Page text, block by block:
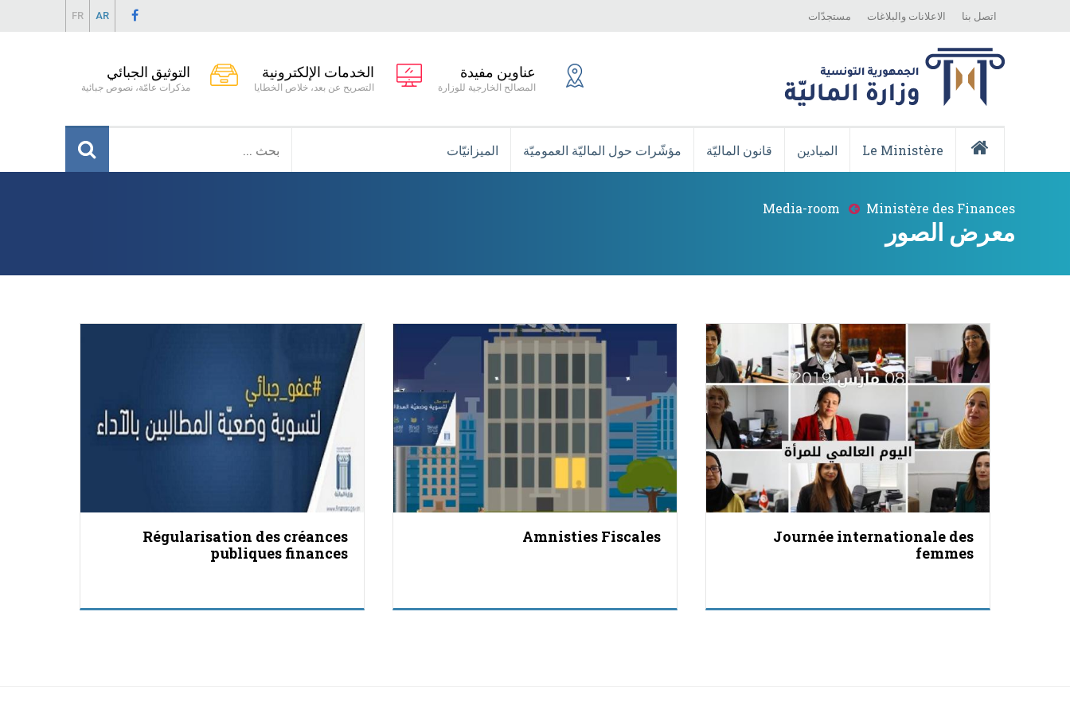
Menu
اتصل بنا الاعلانات والبلاغات مستجدّات FR AR
عناوين مفيدة
المصالح الخارجية للوزارة
الخدمات الإلكترونية
التصريح عن بعد، خلاص الخطايا
التوثيق الجبائي
مذكرات عامّة، نصوص جبائية
Principale
Le Ministère الميادين قانون الماليّة مؤشّرات حول الماليّة العموميّة الميزانيّات
Breadcrumb
Ministère des Finances
Media-room
معرض الصور
Journée internationale des
femmes
Amnisties Fiscales
Régularisation des créances
publiques finances